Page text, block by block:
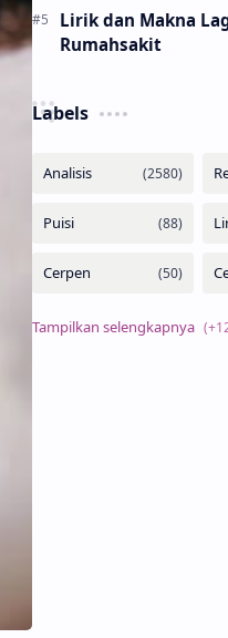
Lirik dan Makna
Rumahsakit
Labels